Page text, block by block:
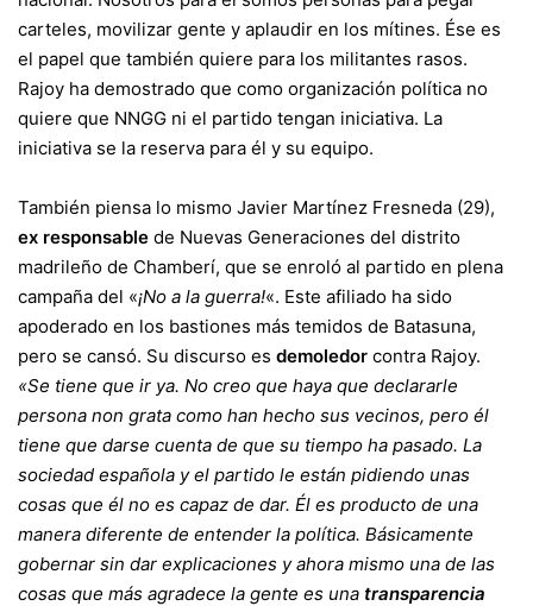
carteles, movilizar gente y aplaudir en los mítines. Ése es
el papel que también quiere para los militantes rasos.
Rajoy ha demostrado que como organización política no
quiere que NNGG ni el partido tengan iniciativa. La
iniciativa se la reserva para él y su equipo.
También piensa lo mismo Javier Martínez Fresneda (29),
ex responsable de Nuevas Generaciones del distrito
madrileño de Chamberí, que se enroló al partido en plena
campaña del «¡No a la guerra!«. Este afiliado ha sido
apoderado en los bastiones más temidos de Batasuna,
pero se cansó. Su discurso es demoledor contra Rajoy.
«Se tiene que ir ya. No creo que haya que declararle
persona non grata como han hecho sus vecinos, pero él
tiene que darse cuenta de que su tiempo ha pasado. La
sociedad española y el partido le están pidiendo unas
cosas que él no es capaz de dar. Él es producto de una
manera diferente de entender la política. Básicamente
gobernar sin dar explicaciones y ahora mismo una de las
cosas que más agradece la gente es una transparencia